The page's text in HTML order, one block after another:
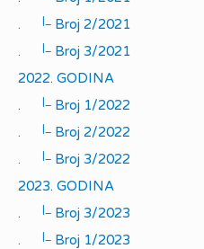
.
|_
Broj 2/2021
.
|_
Broj 3/2021
2022. GODINA
.
|_
Broj 1/2022
.
|_
Broj 2/2022
.
|_
Broj 3/2022
2023. GODINA
.
|_
Broj 3/2023
.
|_
Broj 1/2023